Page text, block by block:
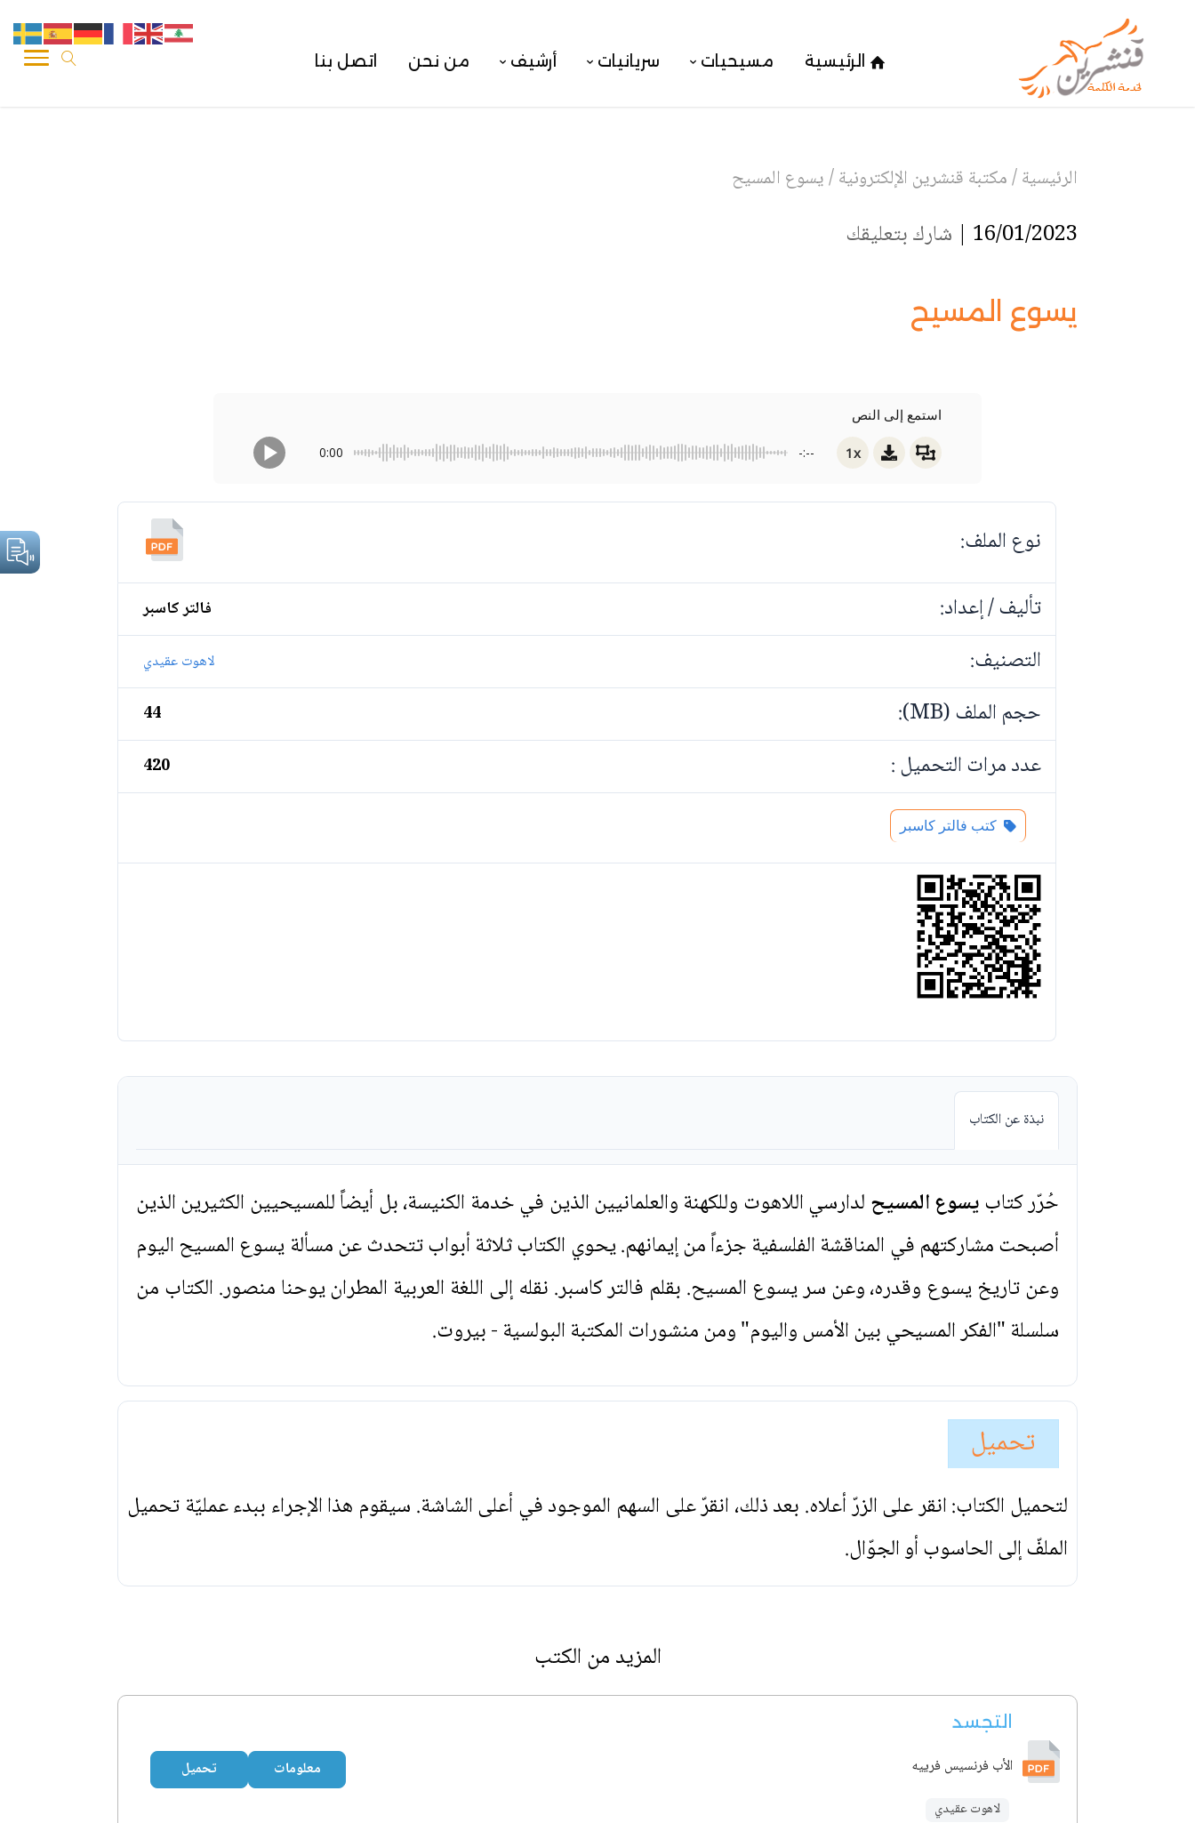
الرئيسية مسيحيات سريانيات أرشيف من نحن اتصل بنا
الرئيسية/مكتبة قنشرين الإلكترونية/يسوع المسيح
16/01/2023 | شارك بتعليقك
يسوع المسيح
استمع إلى النص
0:00 -:-- 1x
نوع الملف:
تأليف / إعداد:
فالتر كاسبر
التصنيف: لاهوت عقيدي
حجم الملف (MB): 44
عدد مرات التحميل : 420
كتب فالتر كاسبر
نبذة عن الكتاب
حُرّر كتابيسوع المسيحلدارسي اللاهوت وللكهنة والعلمانيين الذين في خدمة الكنيسة، بل أيضاً للمسيحيين الكثيرين الذين
أصبحت مشاركتهم في المناقشة الفلسفية جزءاً من إيمانهم. يحوي الكتاب ثلاثة أبواب تتحدث عن مسألة يسوع المسيح اليوم
وعن تاريخ يسوع وقدره، وعن سر يسوع المسيح. بقلم فالتر كاسبر. نقله إلى اللغة العربية المطران يوحنا منصور. الكتاب من
سلسلة "الفكر المسيحي بين الأمس واليوم" ومن منشورات المكتبة البولسية - بيروت.
تحميل
لتحميل الكتاب: انقر على الزرّ أعلاه. بعد ذلك، انقرّ على السهم الموجود في أعلى الشاشة. سيقوم هذا الإجراء ببدء عمليّة تحميل
الملفّ إلى الحاسوب أو الجوّال.
المزيد من الكتب
التجسد
الأب فرنسيس فرييه
لاهوت عقيدي
معلومات تحميل